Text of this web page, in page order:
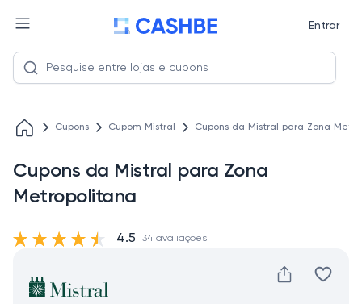
Entrar
Cupons Cupom Mistral Cupons da Mistral para Zona
Cupons da Mistral para Zona
Metropolitana
4.5 34 avaliações